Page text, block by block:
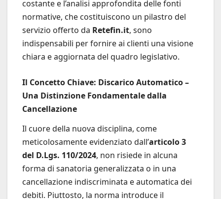
costante e l’analisi approfondita delle fonti
normative, che costituiscono un pilastro del
servizio offerto da Retefin.it, sono
indispensabili per fornire ai clienti una visione
chiara e aggiornata del quadro legislativo.
Il Concetto Chiave: Discarico Automatico –
Una Distinzione Fondamentale dalla
Cancellazione
Il cuore della nuova disciplina, come
meticolosamente evidenziato dall’articolo 3
del D.Lgs. 110/2024, non risiede in alcuna
forma di sanatoria generalizzata o in una
cancellazione indiscriminata e automatica dei
debiti. Piuttosto, la norma introduce il